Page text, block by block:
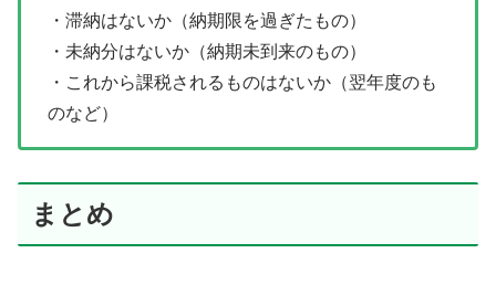
・滞納はないか（納期限を過ぎたもの）
・未納分はないか（納期未到来のもの）
・これから課税されるものはないか（翌年度のも
のなど）
まとめ